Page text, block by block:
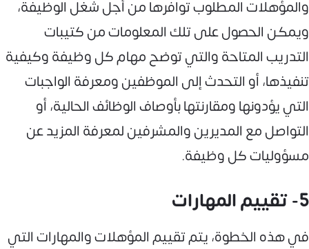
والمؤهلات المطلوب توافرها من أجل شغل الوظيفة،
ويمكن الحصول على تلك المعلومات من كتيبات
التدريب المتاحة والتي توضح مهام كل وظيفة وكيفية
تنفيذها، أو التحدث إلى الموظفين ومعرفة الواجبات
التي يؤدونها ومقارنتها بأوصاف الوظائف الحالية، أو
التواصل مع المديرين والمشرفين لمعرفة المزيد عن
مسؤوليات كل وظيفة.
5- تقييم المهارات
في هذه الخطوة، يتم تقييم المؤهلات والمهارات التي